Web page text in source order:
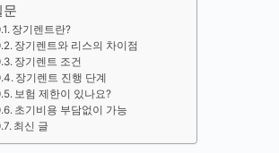
문
장기렌트란?
장기렌트와 리스의 차이점
장기렌트 조건
장기렌트 진행 단계
보험 제한이 있나요?
초기비용 부담없이 가능
최신 글